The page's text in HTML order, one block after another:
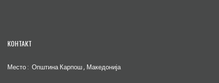
КОНТАКТ
Место : Општина Карпош , Македонија